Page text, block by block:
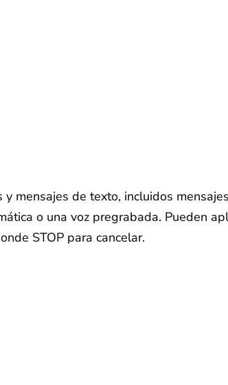
mensajes de texto, incluidos
o una voz pregrabada. Pueden
STOP para cancelar.